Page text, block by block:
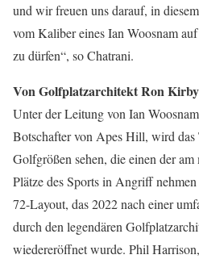
und wir freuen uns darauf, in
vom Kaliber eines Ian Woosnam
zu dürfen“, so Chatrani.
Von Golfplatzarchitekt Ron Kirby
Unter der Leitung von Ian
Botschafter von Apes Hill, wird das
Golfgrößen sehen, die einen der am
Plätze des Sports in Angriff
72-Layout, das 2022 nach einer
durch den legendären
wiedereröffnet wurde. Phil